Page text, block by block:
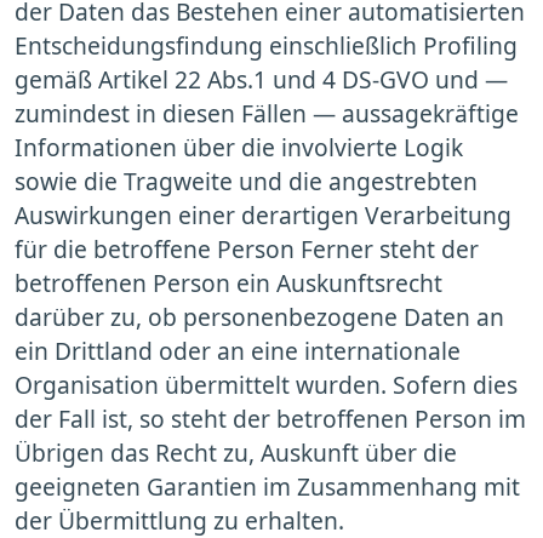
der Daten das Bestehen einer automatisierten
Entscheidungsfindung einschließlich Profiling
gemäß Artikel 22 Abs.1 und 4 DS-GVO und —
zumindest in diesen Fällen — aussagekräftige
Informationen über die involvierte Logik
sowie die Tragweite und die angestrebten
Auswirkungen einer derartigen Verarbeitung
für die betroffene Person Ferner steht der
betroffenen Person ein Auskunftsrecht
darüber zu, ob personenbezogene Daten an
ein Drittland oder an eine internationale
Organisation übermittelt wurden. Sofern dies
der Fall ist, so steht der betroffenen Person im
Übrigen das Recht zu, Auskunft über die
geeigneten Garantien im Zusammenhang mit
der Übermittlung zu erhalten.